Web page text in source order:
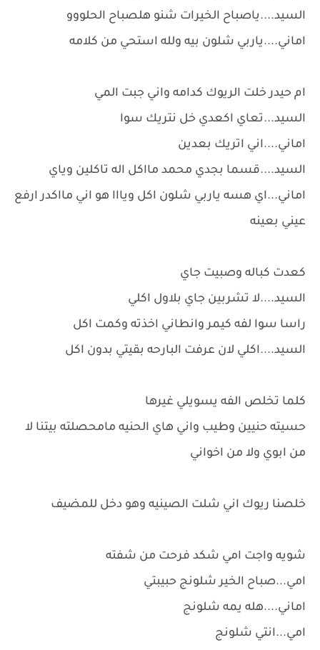
السيد....ياصباح الخيرات شنو هلصباح الحلووو
اماني....ياربي شلون بيه ولله استحي من كلامه
ام حيدر خلت الريوك كدامه واني جبت المي
السيد...تعاي اكعدي خل نتريك سوا
اماني....اني اتريك بعدين
السيد....قسما بجدي محمد مااكل اله تاكلين وياي
اماني...اي هسه ياربي شلون اكل ويااا هو اني مااكدر ارفع
عيني بعينه
كعدت كباله وصبيت جاي
السيد....لا تشربين جاي بلاول اكلي
راسا سوا لفه كيمر وانطاني اخذته وكمت اكل
السيد....اكلي لان عرفت البارحه بقيتي بدون اكل
كلما تخلص الفه يسويلي غيرها
حسيته حنيين وطيب واني هاي الحنيه مامحصلته بيتنا لا
من ابوي ولا من اخواني
خلصنا ريوك اني شلت الصينيه وهو دخل للمضيف
شويه واجت امي شكد فرحت من شفته
امي...صباح الخير شلونج حبيبتي
اماني....هله يمه شلونج
امي...انتي شلونج